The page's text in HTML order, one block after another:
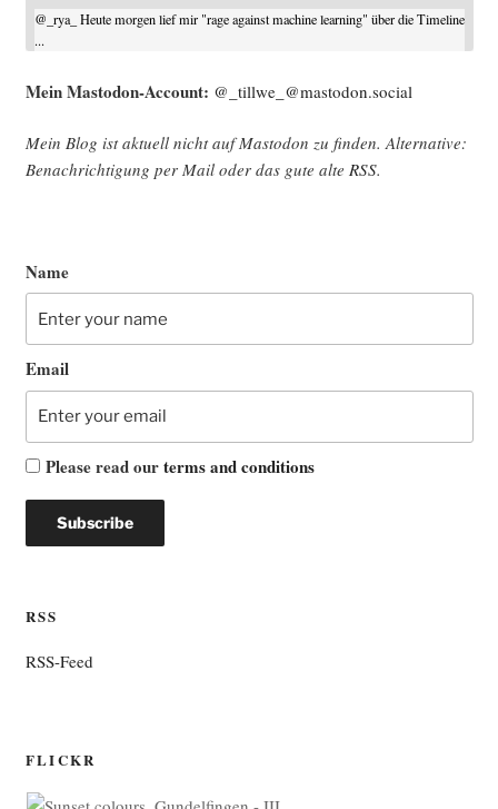
@ _rya_ Heute morgen lief mir "rage against machine learning" über die Timeline
...
Mein Mast­o­don-Account: @_tillwe_@mastodon.social
Mein Blog ist aktu­ell nicht auf Mast­o­don zu fin­den. Alter­na­ti­ve:
Benach­rich­ti­gung per Mail oder das gute alte RSS.
Name
Email
Please read ourterms and conditions
RSS
RSS-Feed
FLICKR